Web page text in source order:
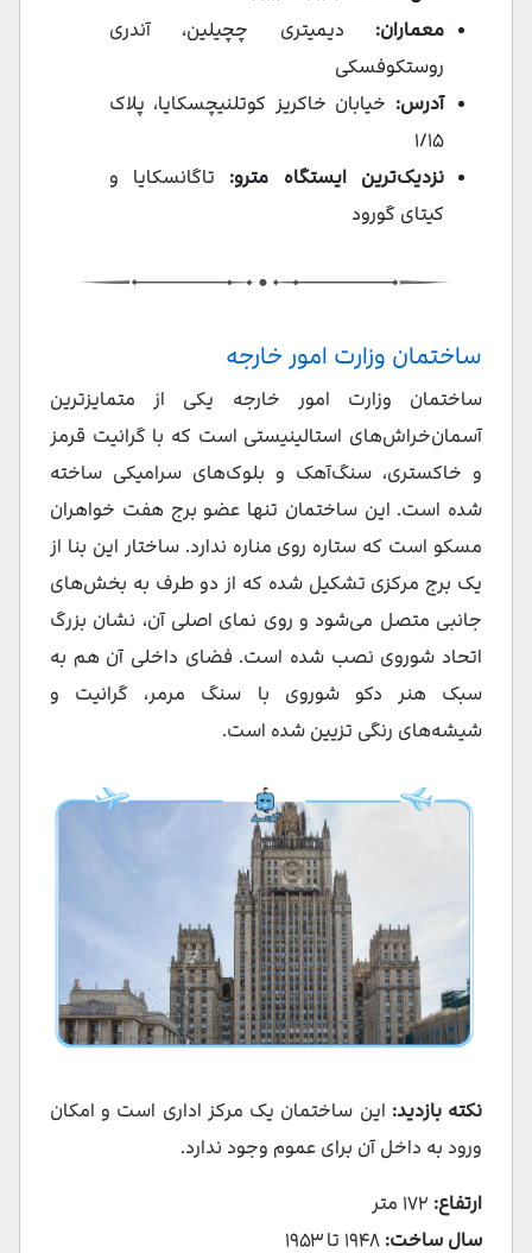
معماران: دیمیتری چچیلین، آندری
روستکوفسکی
آدرس: خیابان خاکریز کوتلنیچسکایا، پلاک
۱/۱۵
نزدیک‌ترین ایستگاه مترو: تاگانسکایا و
کیتای گورود
ساختمان وزارت امور خارجه
ساختمان وزارت امور خارجه یکی از متمایزترین
آسمان‌خراش‌های استالینیستی است که با گرانیت قرمز
و خاکستری، سنگ‌آهک و بلوک‌های سرامیکی ساخته
شده است. این ساختمان تنها عضو برج هفت خواهران
مسکو است که ستاره روی مناره ندارد. ساختار این بنا از
یک برج مرکزی تشکیل شده که از دو طرف به بخش‌های
جانبی متصل می‌شود و روی نمای اصلی آن، نشان بزرگ
اتحاد شوروی نصب شده است. فضای داخلی آن هم به
سبک هنر دکو شوروی با سنگ مرمر، گرانیت و
شیشه‌های رنگی تزیین شده است.
نکته بازدید: این ساختمان یک مرکز اداری است و امکان
ورود به داخل آن برای عموم وجود ندارد.
ارتفاع:
سال ساخت: